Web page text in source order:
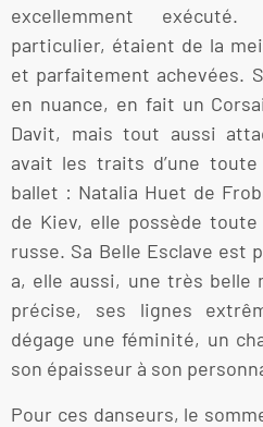
excellemment
particulier, étaient de la
et parfaitement achevées.
en nuance, en fait un
Davit, mais tout aussi
avait les traits d’une
ballet : Natalia Huet de
de Kiev, elle possède
russe. Sa Belle Esclave est
a, elle aussi, une très belle
précise, ses lignes
dégage une féminité, un
son épaisseur à son
Pour ces danseurs, le